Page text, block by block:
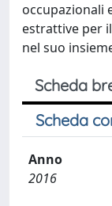
occupazionali
estrattive per
nel suo
Scheda
Scheda
Anno
2016